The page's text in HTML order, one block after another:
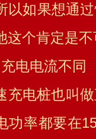
以如果想通
这个肯定是
电电流不同
充电桩也叫
功率都要在